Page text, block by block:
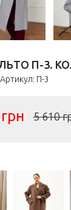
П-3.
Артикул: П-3
грн 5 610